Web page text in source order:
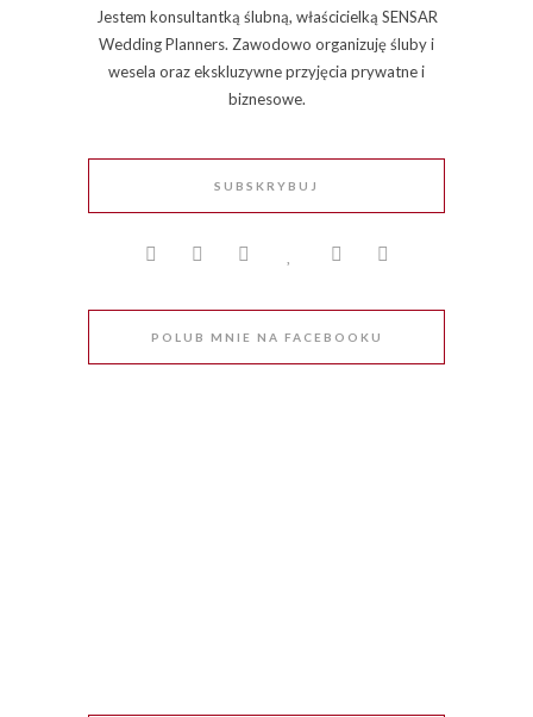
Jestem konsultantką ślubną, właścicielką SENSAR
Wedding Planners. Zawodowo organizuję śluby i
wesela oraz ekskluzywne przyjęcia prywatne i
biznesowe.
SUBSKRYBUJ
POLUB MNIE NA FACEBOOKU